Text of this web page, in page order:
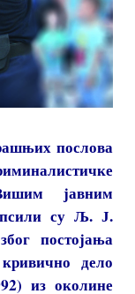
послова
јавним
су Љ. Ј.
постојања
дело
из околине